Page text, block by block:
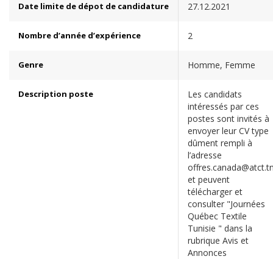
Date limite de dépot de candidature 27.12.2021
Nombre d’année d’expérience 2
Genre Homme, Femme
Description poste
Les candidats
intéressés par ces
postes sont invités à
envoyer leur CV type
dûment rempli à
l’adresse
et peuvent
télécharger et
consulter "Journées
Québec Textile
Tunisie " dans la
rubrique Avis et
Annonces